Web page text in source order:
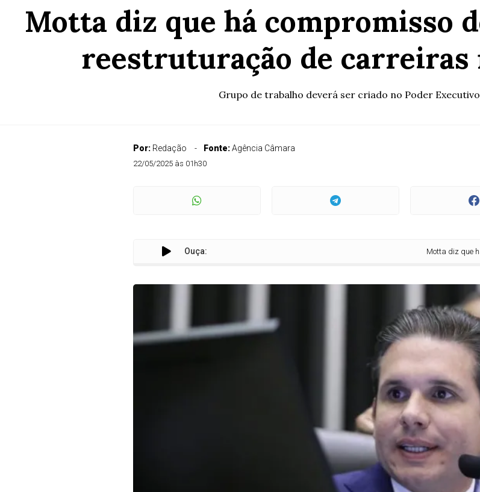
Motta diz que há compromisso
reestruturação de carreiras
Grupo de trabalho deverá ser criado no Poder
Por: Redação Fonte:Agência Câmara
22/05/2025 às 01h30
Ouça: Motta diz que há